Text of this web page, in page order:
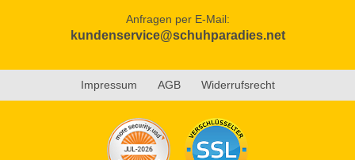
Anfragen per E-Mail:
kundenservice@schuhparadies.net
Impressum AGB Widerrufsrecht